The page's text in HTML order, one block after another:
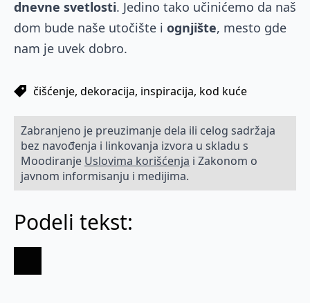
dnevne svetlosti. Jedino tako učinićemo da naš
dom bude naše utočište i ognjište, mesto gde
nam je uvek dobro.
čišćenje dekoracija inspiracija kod kuće
Zabranjeno je preuzimanje dela ili celog sadržaja
bez navođenja i linkovanja izvora u skladu s
Moodiranje Uslovima korišćenja i Zakonom o
javnom informisanju i medijima.
Podeli tekst: